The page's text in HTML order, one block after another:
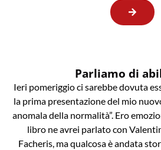
Parliamo di
Ieri pomeriggio ci sarebbe dovuta
la prima presentazione del mio
anomala della normalità”. Ero
libro ne avrei parlato con
Facheris, ma qualcosa è andata